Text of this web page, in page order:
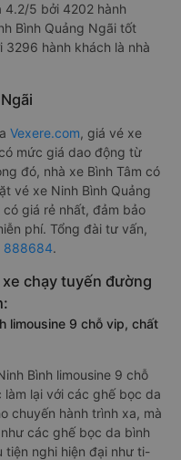
4.2/5 bởi 4202 hành
Bình Quảng Ngãi tốt
hành khách là nhà
Vexere.com, giá vé xe
mức giá dao động từ
đó, nhà xe Bình Tâm có
vé xe Ninh Bình Quảng
có giá rẻ nhất, đảm bảo
phí. Tổng đài tư vấn,
888684.
chạy tuyến đường
limousine 9 chỗ vip, chất
Bình limousine 9 chỗ
lại với các ghế bọc da
chuyến hành trình xa, mà
các ghế bọc da bình
tiện nghi hiện đại như ti-